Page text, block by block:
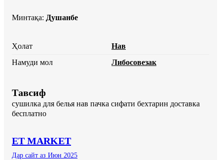
Минтақа: Душанбе
Ҳолат
Нав
Намуди мол
Либосовезак
Тавсиф
сушилка для белья нав пачка сифати бехтарин доставка
бесплатно
ET MARKET
Дар сайт аз Июн 2025